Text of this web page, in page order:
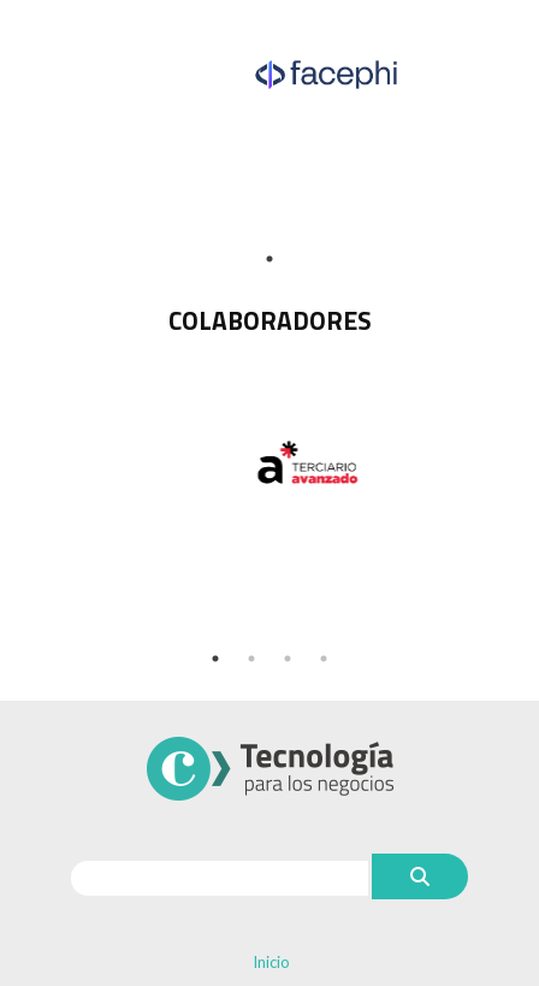
COLABORADORES
Inicio